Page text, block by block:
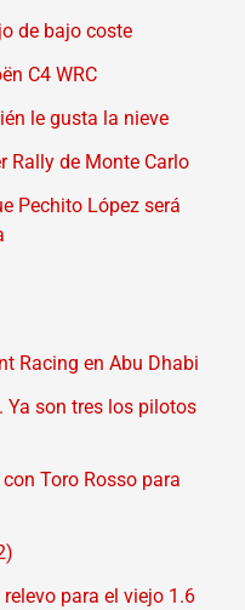
de bajo coste
C4 WRC
le gusta la nieve
Rally de Monte Carlo
Pechito López será
Racing en Abu Dhabi
son tres los pilotos
Toro Rosso para
para el viejo 1.6